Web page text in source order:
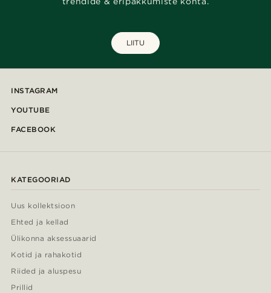
LIITU
INSTAGRAM
YOUTUBE
FACEBOOK
KATEGOORIAD
Uus kollektsioon
Ehted ja kellad
Ülikonna aksessuaarid
Kotid ja rahakotid
Riided ja aluspesu
Prillid